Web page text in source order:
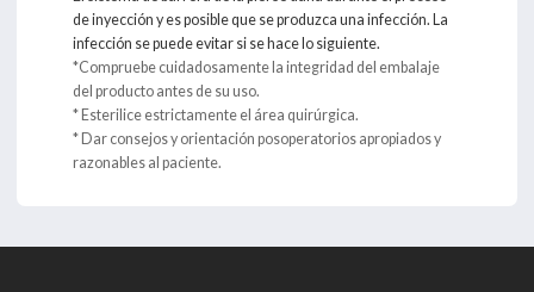
de inyección y es posible que se produzca una infección. La
infección se puede evitar si se hace lo siguiente.
*Compruebe cuidadosamente la integridad del embalaje
del producto antes de su uso.
* Esterilice estrictamente el área quirúrgica.
* Dar consejos y orientación posoperatorios apropiados y
razonables al paciente.